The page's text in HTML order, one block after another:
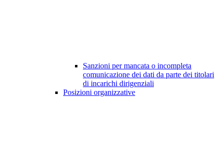
Sanzioni per mancata o incompleta
comunicazione dei dati da parte dei titolari
di incarichi dirigenziali
Posizioni organizzative